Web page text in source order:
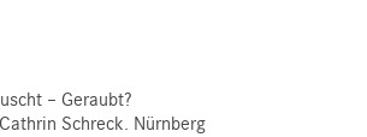
– Geraubt?
Schreck. Nürnberg